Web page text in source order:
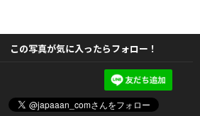
この写真が気に入ったらフォロー！